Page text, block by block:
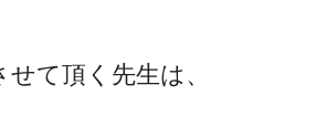
て頂く先生は、